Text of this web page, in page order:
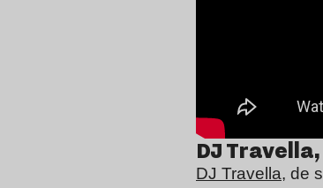
DJ
DJ Travella, de